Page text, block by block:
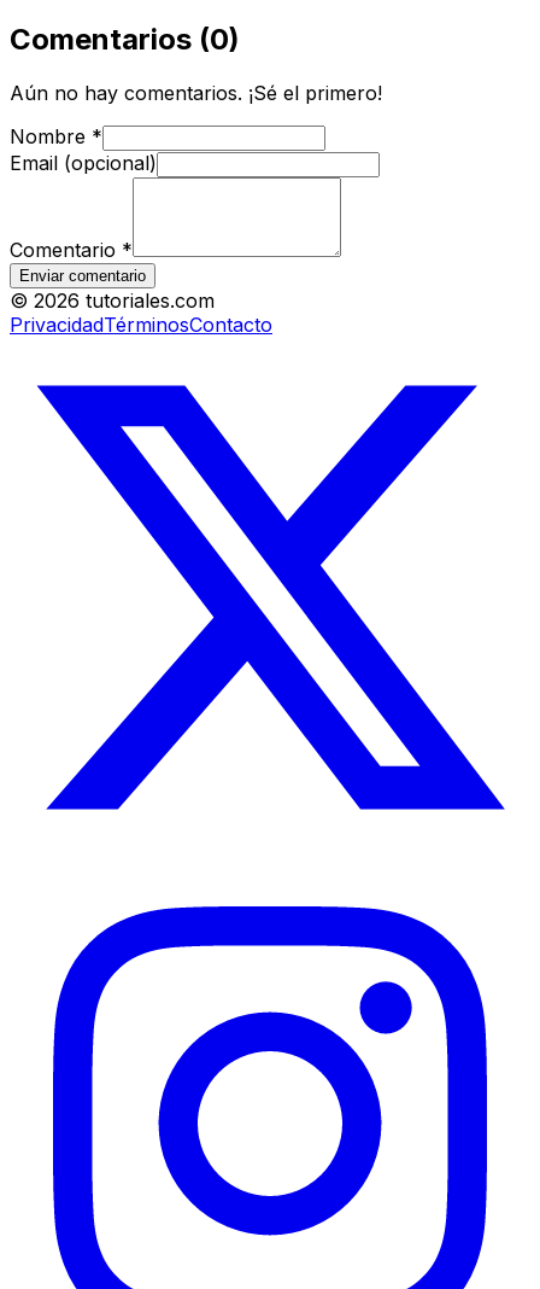
Comentarios (0)
Aún no hay comentarios. ¡Sé el primero!
Nombre *
Email (opcional)
Comentario *
Enviar comentario
© 2026 tutoriales.com
PrivacidadTérminosContacto